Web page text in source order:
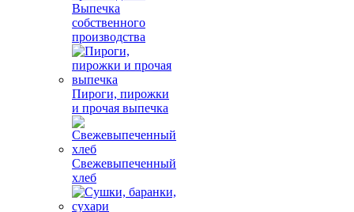
Выпечка
собственного
производства
Пироги, пирожки
и прочая выпечка
Свежевыпеченный
хлеб